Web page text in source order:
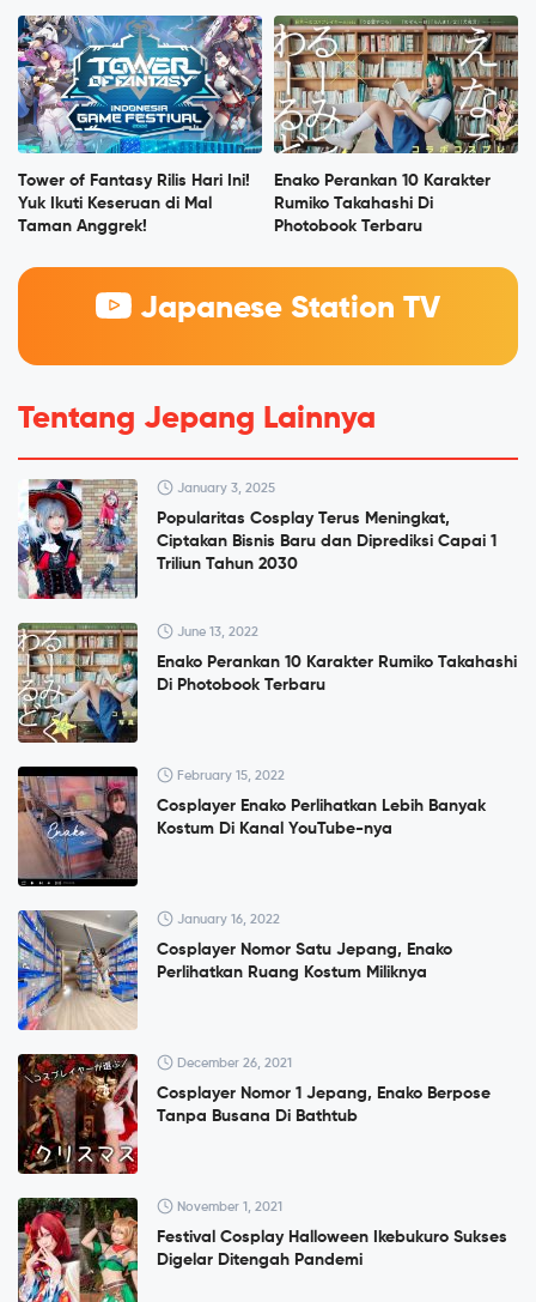
Tower of Fantasy Rilis Hari Ini!
Yuk Ikuti Keseruan di Mal
Taman Anggrek!
Enako Perankan 10 Karakter
Rumiko Takahashi Di
Photobook Terbaru
Japanese Station TV
Tentang Jepang Lainnya
January 3, 2025
Popularitas Cosplay Terus Meningkat,
Ciptakan Bisnis Baru dan Diprediksi Capai 1
Triliun Tahun 2030
June 13, 2022
Enako Perankan 10 Karakter Rumiko Takahashi
Di Photobook Terbaru
February 15, 2022
Cosplayer Enako Perlihatkan Lebih Banyak
Kostum Di Kanal YouTube-nya
January 16, 2022
Cosplayer Nomor Satu Jepang, Enako
Perlihatkan Ruang Kostum Miliknya
December 26, 2021
Cosplayer Nomor 1 Jepang, Enako Berpose
Tanpa Busana Di Bathtub
November 1, 2021
Festival Cosplay Halloween Ikebukuro Sukses
Digelar Ditengah Pandemi